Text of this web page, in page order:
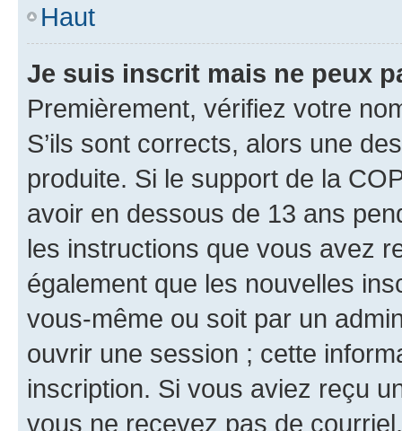
Haut
Je suis inscrit mais ne peux
Premièrement, vérifiez votre
S’ils sont corrects, alors une
produite. Si le support de la
avoir en dessous de 13 ans
les instructions que vous avez
également que les nouvelles
vous-même ou soit par un
ouvrir une session ; cette
inscription. Si vous aviez reçu
vous ne recevez pas de